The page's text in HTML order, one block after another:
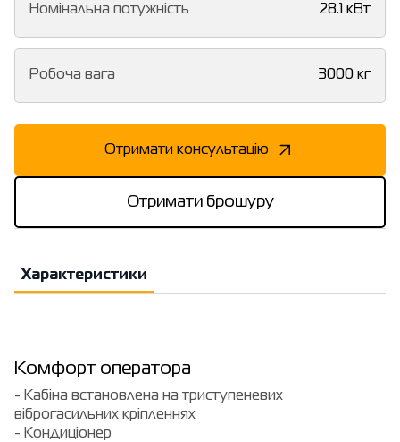
Номінальна потужність 28.1 кВт
Робоча вага 3000 кг
Отримати консультацію
Отримати брошуру
Характеристики
Комфорт оператора
- Кабіна встановлена на триступеневих
віброгасильних кріпленнях
- Кондиціонер